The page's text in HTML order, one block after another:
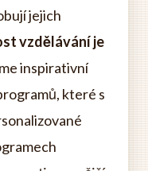
jejich
vzdělávání je
inspirativní
které s